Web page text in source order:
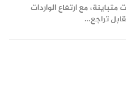
24 ساعة تطورات متباينة، مع ارتفاع الواردات
تراجع…